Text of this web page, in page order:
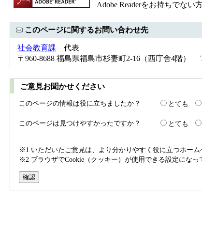
Adobe Readerをお持ちでない
このページに関するお問い合わせ先
社会教育課 代表
〒960-8688 福島県福島市杉妻町2-16（西庁舎4階
ご意見お聞かせください
このページの情報は役に立ちましたか？ とても
このページは見つけやすかったですか？
とても
※1 いただいたご意見は、より分かりやすく役に立つホー
※2 ブラウザでCookie（クッキー）が使用できる設定にな